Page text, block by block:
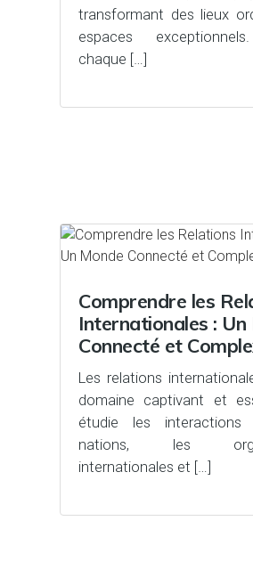
transformant des lieux
espaces
chaque […]
Comprendre les
Internationales : Un
Connecté et
Les relations
domaine captivant et
étudie les interactions
nations, les
internationales et […]